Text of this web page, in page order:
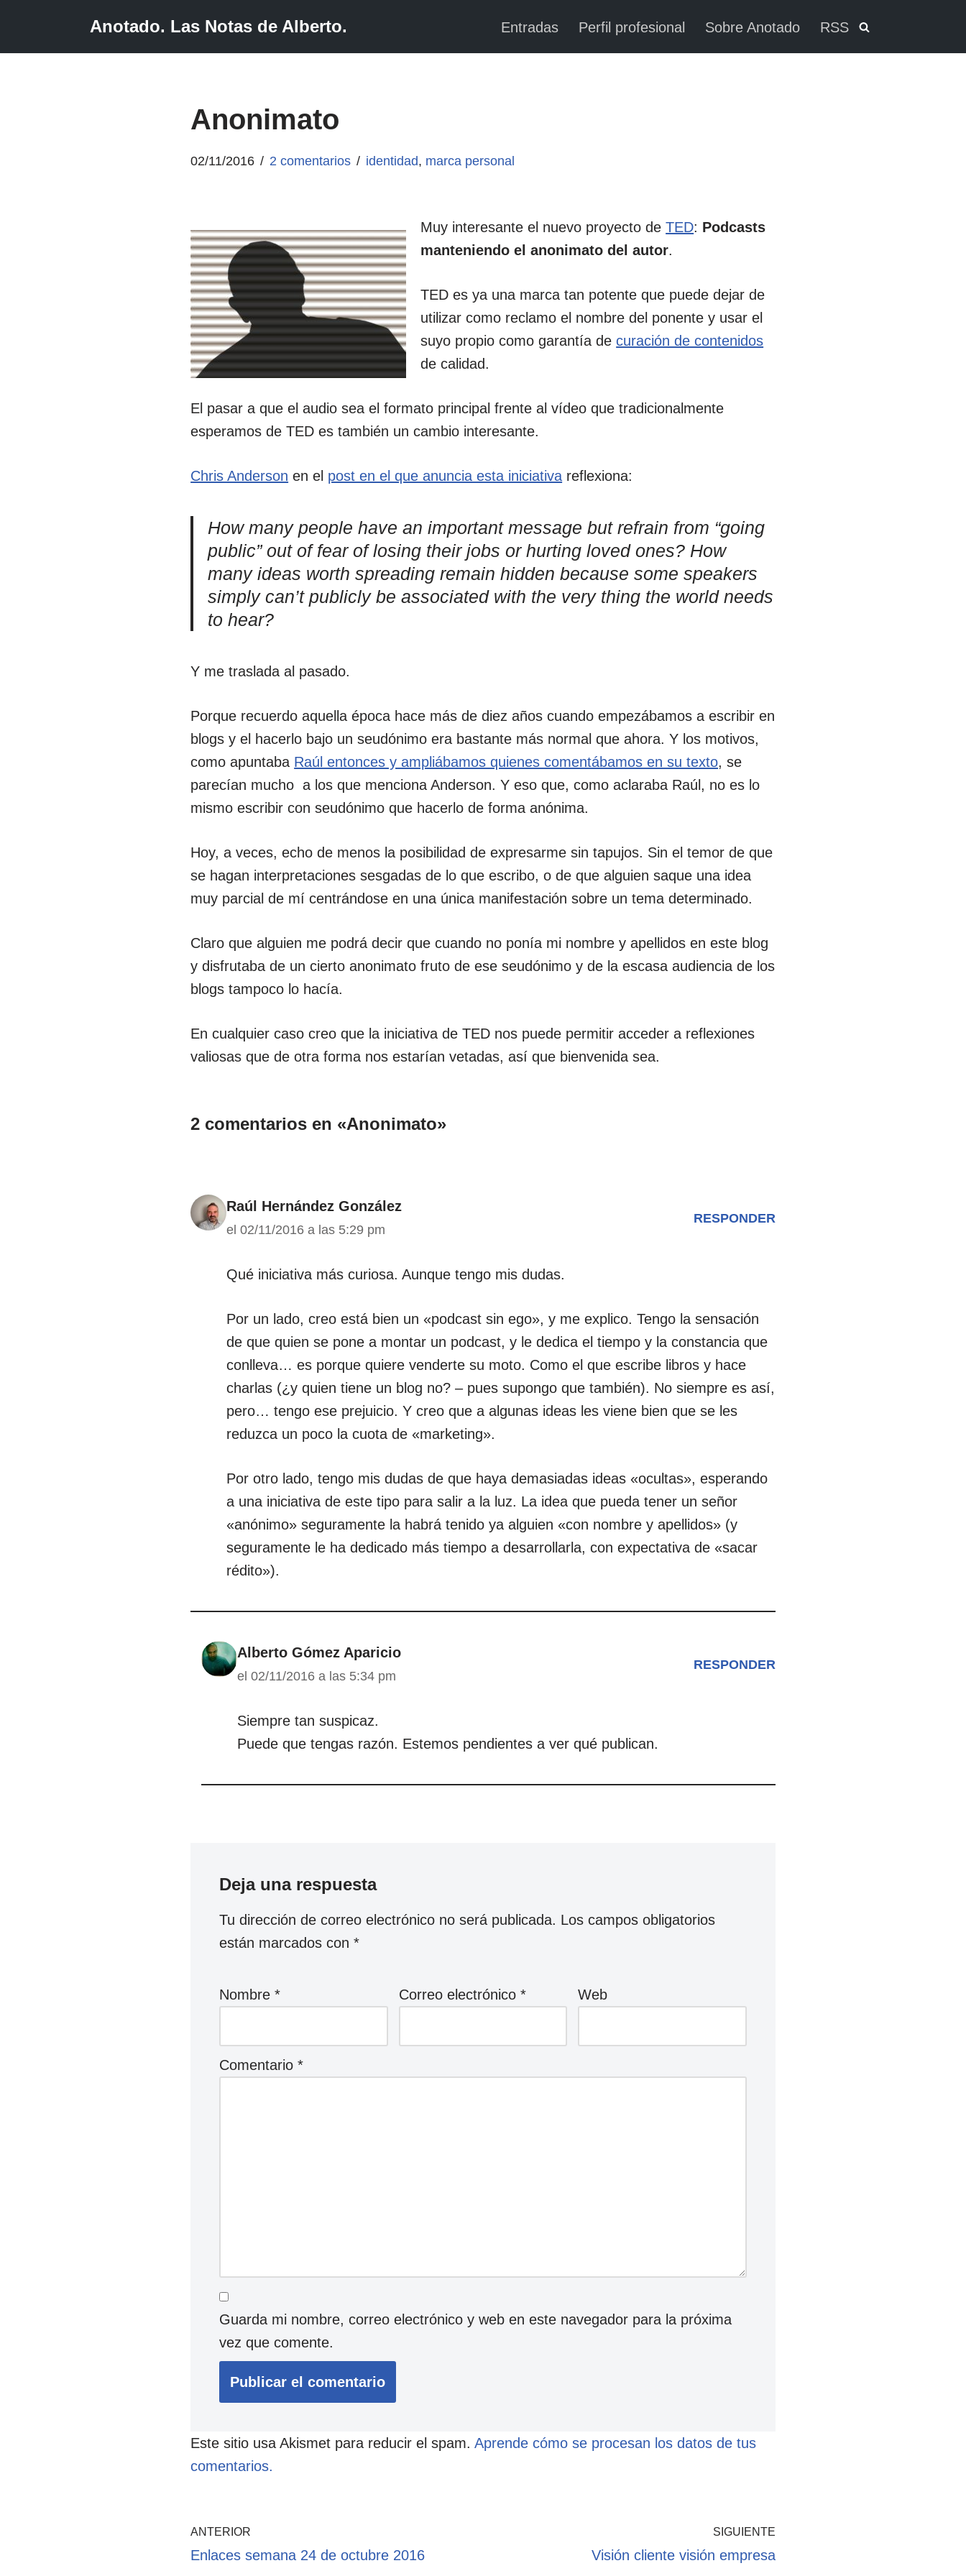
Anotado. Las Notas de Alberto. Entradas Perfil profesional Sobre Anotado RSS
Anonimato
02/11/2016 2 comentarios identidad, marca personal
Muy interesante el nuevo proyecto deTED: Podcasts
manteniendo el anonimato del autor.
TED es ya una marca tan potente que puede dejar de
utilizar como reclamo el nombre del ponente y usar el
suyo propio como garantía decuración de contenidos
de calidad.
El pasar a que el audio sea el formato principal frente al vídeo que tradicionalmente
esperamos de TED es también un cambio interesante.
Chris Anderson en el post en el que anuncia esta iniciativa reflexiona:
How many people have an important message but refrain from “going
public” out of fear of losing their jobs or hurting loved ones? How
many ideas worth spreading remain hidden because some speakers
simply can’t publicly be associated with the very thing the world needs
to hear?
Y me traslada al pasado.
Porque recuerdo aquella época hace más de diez años cuando empezábamos a escribir en
blogs y el hacerlo bajo un seudónimo era bastante más normal que ahora. Y los motivos,
como apuntaba Raúl entonces y ampliábamos quienes comentábamos en su texto, se
parecían mucho a los que menciona Anderson. Y eso que, como aclaraba Raúl, no es lo
mismo escribir con seudónimo que hacerlo de forma anónima.
Hoy, a veces, echo de menos la posibilidad de expresarme sin tapujos. Sin el temor de que
se hagan interpretaciones sesgadas de lo que escribo, o de que alguien saque una idea
muy parcial de mí centrándose en una única manifestación sobre un tema determinado.
Claro que alguien me podrá decir que cuando no ponía mi nombre y apellidos en este blog
y disfrutaba de un cierto anonimato fruto de ese seudónimo y de la escasa audiencia de los
blogs tampoco lo hacía.
En cualquier caso creo que la iniciativa de TED nos puede permitir acceder a reflexiones
valiosas que de otra forma nos estarían vetadas, así que bienvenida sea.
2 comentarios en «Anonimato»
Raúl Hernández González
el 02/11/2016 a las 5:29 pm
RESPONDER
Qué iniciativa más curiosa. Aunque tengo mis dudas.
Por un lado, creo está bien un «podcast sin ego», y me explico. Tengo la sensación
de que quien se pone a montar un podcast, y le dedica el tiempo y la constancia que
conlleva… es porque quiere venderte su moto. Como el que escribe libros y hace
charlas (¿y quien tiene un blog no? – pues supongo que también). No siempre es así,
pero… tengo ese prejuicio. Y creo que a algunas ideas les viene bien que se les
reduzca un poco la cuota de «marketing».
Por otro lado, tengo mis dudas de que haya demasiadas ideas «ocultas», esperando
a una iniciativa de este tipo para salir a la luz. La idea que pueda tener un señor
«anónimo» seguramente la habrá tenido ya alguien «con nombre y apellidos» (y
seguramente le ha dedicado más tiempo a desarrollarla, con expectativa de «sacar
rédito»).
Alberto Gómez Aparicio
el 02/11/2016 a las 5:34 pm
RESPONDER
Siempre tan suspicaz.
Puede que tengas razón. Estemos pendientes a ver qué publican.
Deja una respuesta
Tu dirección de correo electrónico no será publicada. Los campos obligatorios
están marcados con*
Nombre* Correo electrónico * Web
Comentario*
Guarda mi nombre, correo electrónico y web en este navegador para la próxima
vez que comente.
Este sitio usa Akismet para reducir el spam.Aprende cómo se procesan los datos de tus
comentarios.
ANTERIOR
Enlaces semana 24 de octubre 2016
SIGUIENTE
Visión cliente visión empresa